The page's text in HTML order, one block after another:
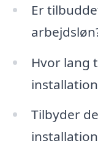
Er
Hvor lang
Tilbyder